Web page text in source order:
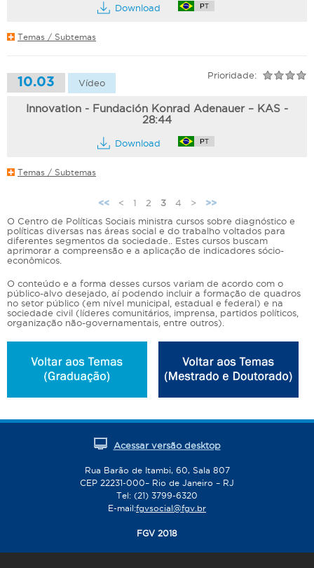
Download
Temas / Subtemas
10.03 Vídeo
Prioridade:
Innovation - Fundación Konrad Adenauer – KAS -
28:44
Download
Temas / Subtemas
P
á
g
i
a
s
<< < 1 2 3 4 > >>
O Centro de Políticas Sociais ministra cursos sobre diagnóstico e
políticas diversas nas áreas social e do trabalho voltados para
diferentes segmentos da sociedade.. Estes cursos buscam
aprimorar a compreensão e a aplicação de indicadores sócio-
econômicos.
O conteúdo e a forma desses cursos variam de acordo com o
público-alvo desejado, aí podendo incluir a formação de quadros
no setor público (em nível municipal, estadual e federal) e na
sociedade civil (líderes comunitários, imprensa, partidos políticos,
organização não-governamentais, entre outros).
Acessar versão desktop
Rua Barão de Itambi, 60, Sala 807
CEP 22231-000– Rio de Janeiro – RJ
Tel: (21) 3799-6320
E-mail:fgvsocial@fgv.br
FGV 2018